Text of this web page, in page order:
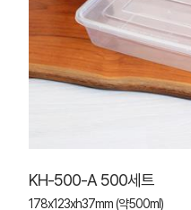
KH-500-A 500세트
178x123xh37mm (약500ml)